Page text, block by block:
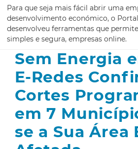
Para que seja mais fácil abrir uma
desenvolvimento económico, o
desenvolveu ferramentas que
simples e segura, empresas online.
Sem Energia
E-Redes
Cortes
em 7
se a Sua Área